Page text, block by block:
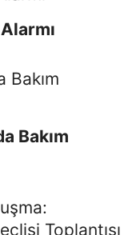
Bakım